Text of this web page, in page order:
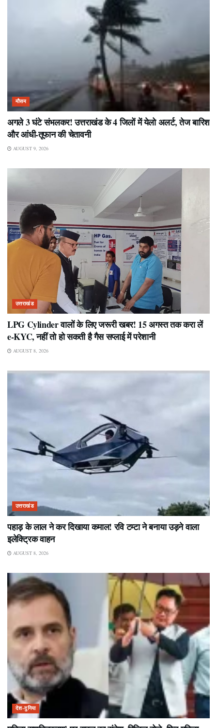
मौसम
अगले 3 घंटे संभलकर! उत्तराखंड के 4 जिलों में येलो अलर्ट, तेज बारिश
और आंधी-तूफान की चेतावनी
AUGUST 9, 2026
उत्तराखंड
LPG Cylinder वालों के लिए जरूरी खबर! 15 अगस्त तक करा लें
e-KYC, नहीं तो हो सकती है गैस सप्लाई में परेशानी
AUGUST 8, 2026
उत्तराखंड
पहाड़ के लाल ने कर दिखाया कमाल! रवि टम्टा ने बनाया उड़ने वाला
इलेक्ट्रिक वाहन
AUGUST 8, 2026
देश-दुनिया